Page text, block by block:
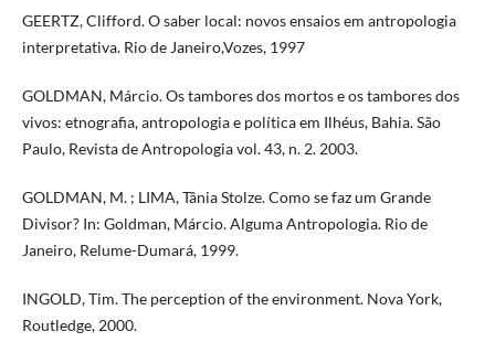
GEERTZ, Clifford. O saber local: novos ensaios em antropologia
interpretativa. Rio de Janeiro,Vozes, 1997
GOLDMAN, Márcio. Os tambores dos mortos e os tambores dos
vivos: etnografia, antropologia e política em Ilhéus, Bahia. São
Paulo, Revista de Antropologia vol. 43, n. 2. 2003.
GOLDMAN, M. ; LIMA, Tânia Stolze. Como se faz um Grande
Divisor? In: Goldman, Márcio. Alguma Antropologia. Rio de
Janeiro, Relume-Dumará, 1999.
INGOLD, Tim. The perception of the environment. Nova York,
Routledge, 2000.